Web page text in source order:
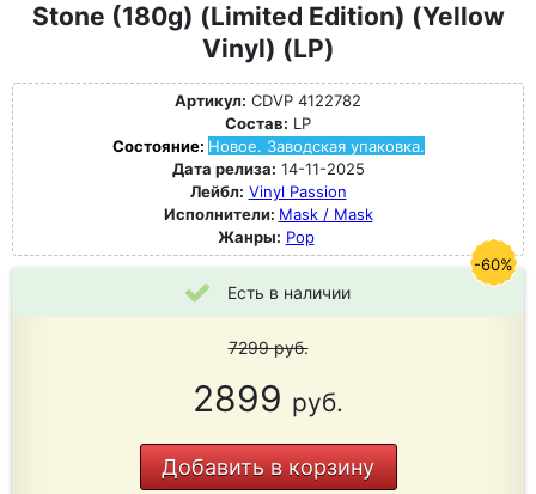
Stone (180g) (Limited Edition) (Yellow
Vinyl) (LP)
Артикул: CDVP 4122782
Состав: LP
Состояние: Новое. Заводская упаковка.
Дата релиза: 14-11-2025
Лейбл: Vinyl Passion
Исполнители: Mask / Mask
Жанры: Pop
Есть в наличии
7299руб.
2899 руб.
Добавить в корзину
-60%